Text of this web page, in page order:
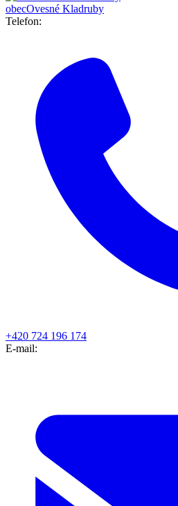
obecOvesné Kladruby
Telefon:
+420 724 196 174
E-mail: